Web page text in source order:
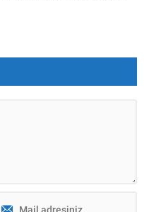
Çağlayan’daki İstanbul
verdi. İfadesinin ardından